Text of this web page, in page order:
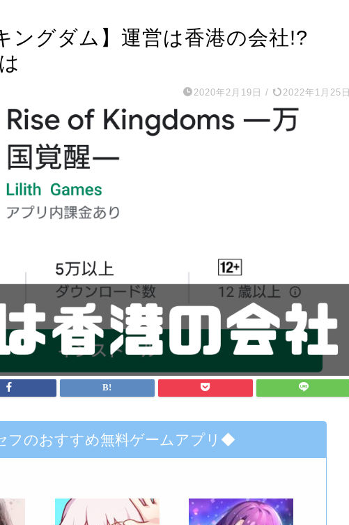
ングダム】運営は香港の会社!?
2020年2月19日 / 2022年1月25日
フのおすすめ無料ゲームアプリ◆